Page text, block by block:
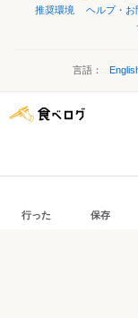
推奨環境
ヘルプ・お
言語：
行った 保存